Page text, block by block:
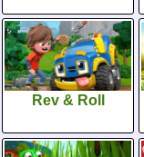
Rev & Roll